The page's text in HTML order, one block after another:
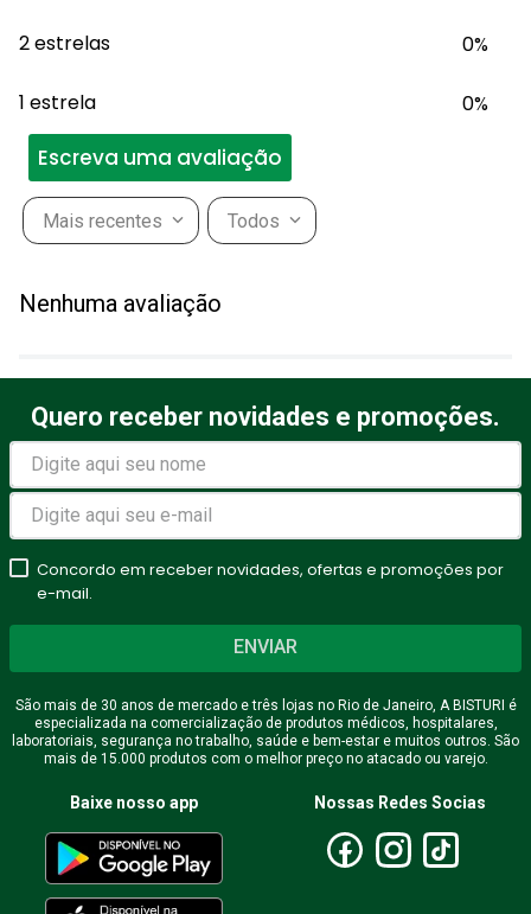
2 estrelas 0%
1 estrela 0%
Escreva uma avaliação
Avalie o produto de 1 a 5
estrelas
★★ ★★★
Seu nome
Endereço de email
Escreva uma avaliação
Mais recentes Todos
Nenhuma avaliação
Quero receber novidades e promoções.
Concordo em receber novidades, ofertas e promoções por
e-mail.
ENVIAR
São mais de 30 anos de mercado e três lojas no Rio de Janeiro, A BISTURI é
especializada na comercialização de produtos médicos, hospitalares,
laboratoriais, segurança no trabalho, saúde e bem-estar e muitos outros. São
mais de 15.000 produtos com o melhor preço no atacado ou varejo.
Baixe nosso app Nossas Redes Socias